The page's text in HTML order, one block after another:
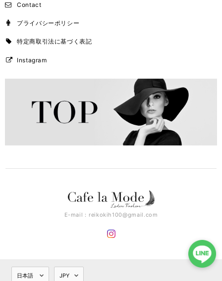
Contact
プライバシーポリシー
特定商取引法に基づく表記
Instagram
E-mail： reikokih100@gmail.com